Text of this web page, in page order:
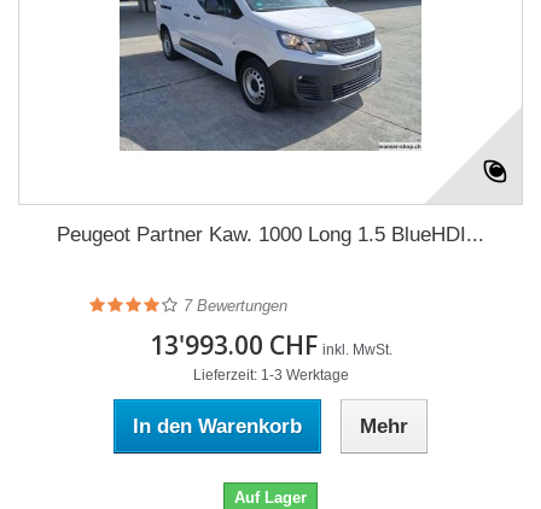
Peugeot Partner Kaw. 1000 Long 1.5 BlueHDI...
7Bewertungen
13'993.00 CHF inkl. MwSt.
Lieferzeit: 1-3 Werktage
In den Warenkorb Mehr
Auf Lager